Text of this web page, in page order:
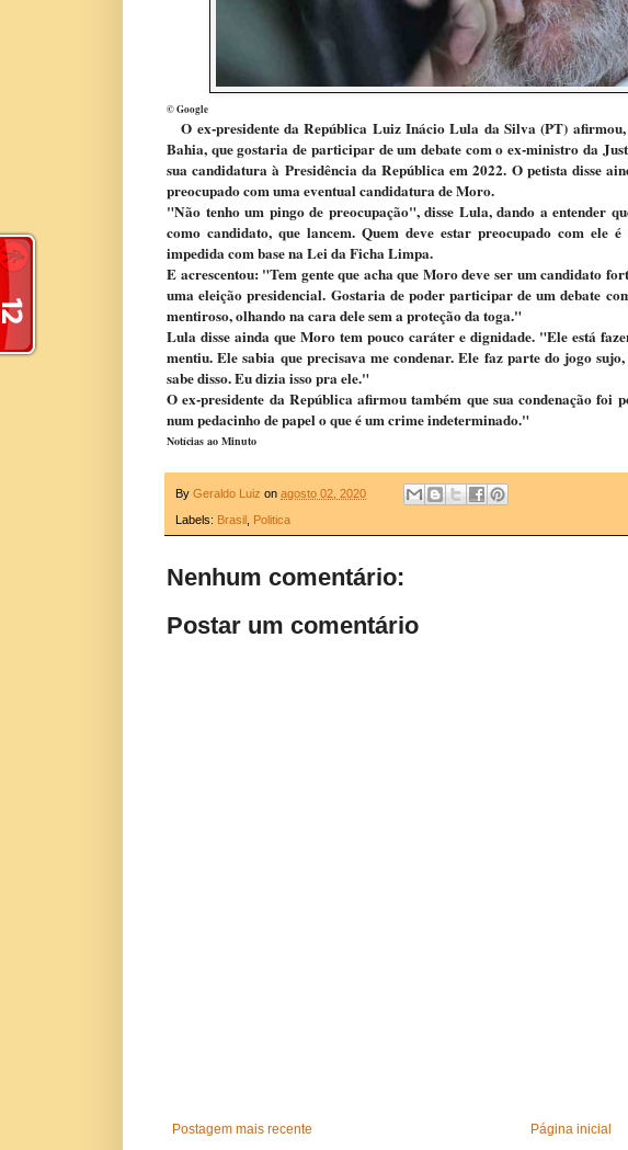
© Google
O ex-presidente da República Luiz Inácio Lula da Silva (PT)
Bahia, que gostaria de participar de um debate com o ex-ministro da
sua candidatura à Presidência da República em 2022. O petista disse
preocupado com uma eventual candidatura de Moro.
"Não tenho um pingo de preocupação", disse Lula, dando a entender
como candidato, que lancem. Quem deve estar preocupado com
impedida com base na Lei da Ficha Limpa.
E acrescentou: "Tem gente que acha que Moro deve ser um candidato
uma eleição presidencial. Gostaria de poder participar de um debate
mentiroso, olhando na cara dele sem a proteção da toga."
Lula disse ainda que Moro tem pouco caráter e dignidade. "Ele está
mentiu. Ele sabia que precisava me condenar. Ele faz parte do jogo
sabe disso. Eu dizia isso pra ele."
O ex-presidente da República afirmou também que sua condenação
num pedacinho de papel o que é um crime indeterminado."
Notícias ao Minuto
By Geraldo Luiz on agosto 02, 2020
Labels: Brasil Politica
Nenhum comentário:
Postar um comentário
Postagem mais recente Página inicial